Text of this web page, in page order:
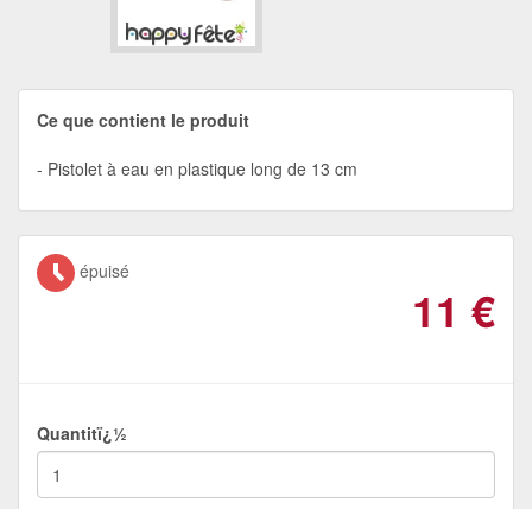
Ce que contient le produit
Pistolet à eau en plastique long de 13 cm
épuisé
11 €
Quantitï¿½